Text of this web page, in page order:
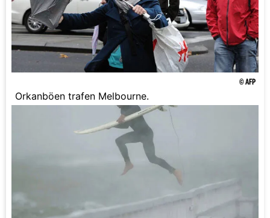
© AFP
Orkanböen trafen Melbourne.